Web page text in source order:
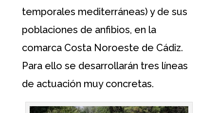
temporales mediterráneas) y de sus
poblaciones de anfibios, en la
comarca Costa Noroeste de Cádiz.
Para ello se desarrollarán tres líneas
de actuación muy concretas.